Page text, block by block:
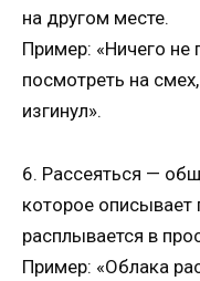
на другом месте.
Пример: «Ничего не
посмотреть на
изгинул».
6. Рассеяться —
которое описывает
расплывается в
Пример: «Облака